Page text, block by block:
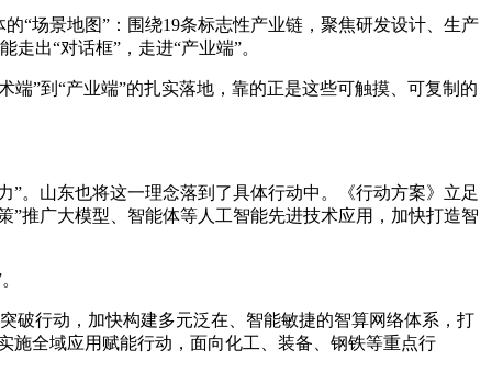
场景地图”：围绕19条标志性产业链，聚焦研发设计、生产
出“对话框”，走进“产业端”。
”到“产业端”的扎实落地，靠的正是这些可触摸、可复制的
山东也将这一理念落到了具体行动中。《行动方案》立足
推广大模型、智能体等人工智能先进技术应用，加快打造智
行动，加快构建多元泛在、智能敏捷的智算网络体系，打
施全域应用赋能行动，面向化工、装备、钢铁等重点行